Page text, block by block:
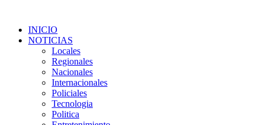
INICIO
NOTICIAS
Locales
Regionales
Nacionales
Internacionales
Policiales
Tecnologia
Politica